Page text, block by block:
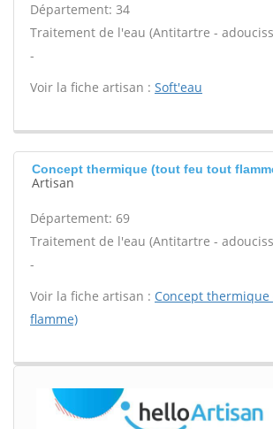
Département: 34
Traitement de l'eau (Antitartre -
-
Voir la fiche artisan : Soft'eau
Concept thermique (tout feu tout
Artisan
Département: 69
Traitement de l'eau (Antitartre -
-
Voir la fiche artisan : Concept
flamme)